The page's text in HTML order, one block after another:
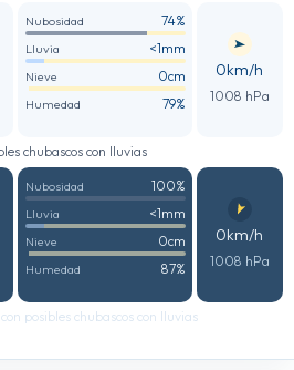
Nubosidad 74%
Lluvia <1mm
Nieve 0cm
Humedad 79%
0km/h
1008 hPa
chubascos con lluvias
Nubosidad 100%
Lluvia <1mm
Nieve 0cm
Humedad 87%
0km/h
1008 hPa
posibles chubascos con lluvias